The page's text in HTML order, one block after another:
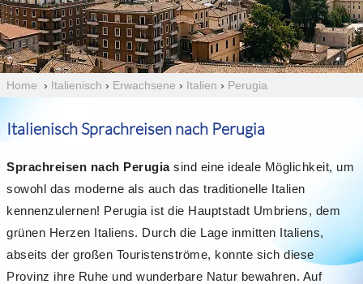
Home › Italienisch › Erwachsene › Italien › Perugia
Italienisch Sprachreisen nach Perugia
Sprachreisen nach Perugiasind eine ideale Möglichkeit, um
sowohl das moderne als auch das traditionelle Italien
kennenzulernen! Perugia ist die Hauptstadt Umbriens, dem
grünen Herzen Italiens. Durch die Lage inmitten Italiens,
abseits der großen Touristenströme, konnte sich diese
Provinz ihre Ruhe und wunderbare Natur bewahren. Auf